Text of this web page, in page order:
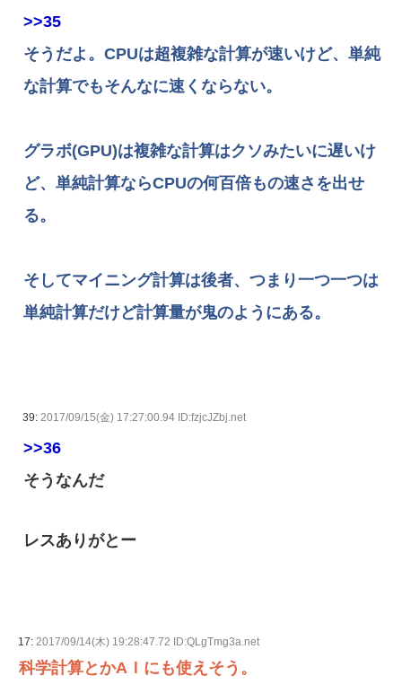
>>35
そうだよ。CPUは超複雑な計算が速いけど、単純
な計算でもそんなに速くならない。
グラボ(GPU)は複雑な計算はクソみたいに遅いけ
ど、単純計算ならCPUの何百倍もの速さを出せ
る。
そしてマイニング計算は後者、つまり一つ一つは
単純計算だけど計算量が鬼のようにある。
39: 2017/09/15(金) 17:27:00.94 ID:fzjcJZbj.net
>>36
そうなんだ
レスありがとー
17: 2017/09/14(木) 19:28:47.72 ID:QLgTmg3a.net
科学計算とかAＩにも使えそう。